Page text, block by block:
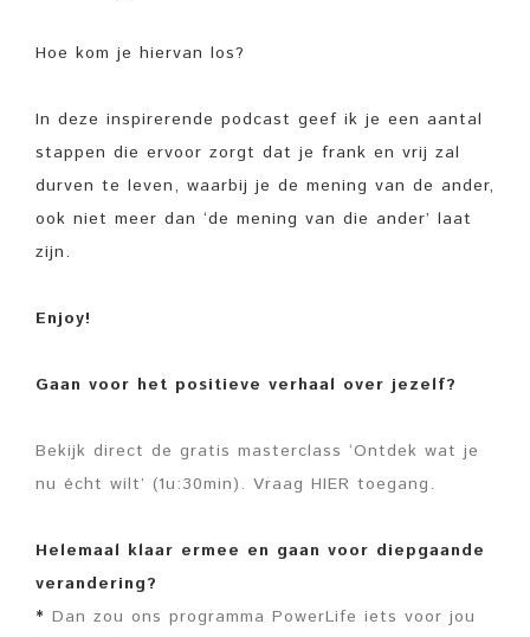
Hoe kom je hiervan los?
In deze inspirerende podcast geef ik je een aantal
stappen die ervoor zorgt dat je frank en vrij zal
durven te leven, waarbij je de mening van de ander,
ook niet meer dan ‘de mening van die ander’ laat
zijn.
Enjoy!
Gaan voor het positieve verhaal over jezelf?
Bekijk direct de gratis masterclass ‘Ontdek wat je
nu écht wilt’ (1u:30min). Vraag HIER toegang.
Helemaal klaar ermee en gaan voor diepgaande
verandering?
* Dan zou ons programma PowerLife iets voor jou